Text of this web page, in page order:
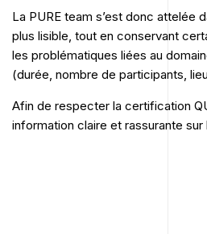
La PURE team s’est donc attelée
plus lisible, tout en conservant
les problématiques liées au
(durée, nombre de participants,
Afin de respecter la certification
information claire et rassurante